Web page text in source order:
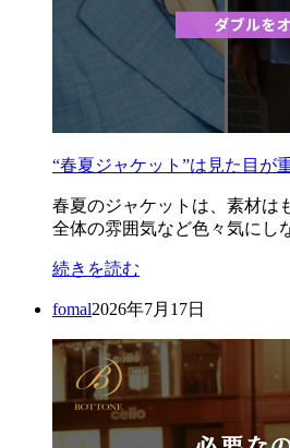
“春夏ジャケット”は見た目が
春夏のジャケットは、素材は
全体の雰囲気など色々気にし
続きを読む
fomal2026年7月17日